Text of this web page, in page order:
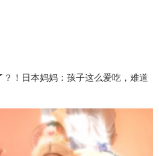
！日本妈妈：孩子这么爱吃，难道